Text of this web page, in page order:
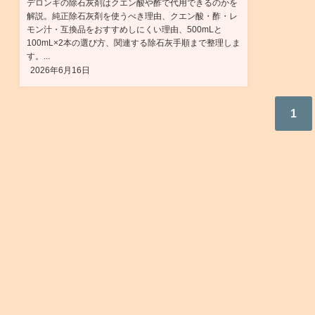
デロンギの除石灰剤はクエン酸や酢で代用できるのかを
解説。純正除石灰剤を使うべき理由、クエン酸・酢・レ
モン汁・互換品をおすすめしにくい理由、500mLと
100mL×2本の選び方、関連する除石灰手順まで整理しま
す。...
2026年6月16日
1